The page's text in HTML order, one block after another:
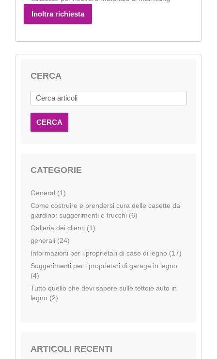
Inoltra richiesta
CERCA
CERCA
CATEGORIE
General (1)
Come costruire e prendersi cura delle casette da
giardino: suggerimenti e trucchi (6)
Galleria dei clienti (1)
generali (24)
Informazioni per i proprietari di case di legno (17)
Suggerimenti per i proprietari di garage in legno
(4)
Tutto quello che devi sapere sulle tettoie auto in
legno (2)
ARTICOLI RECENTI